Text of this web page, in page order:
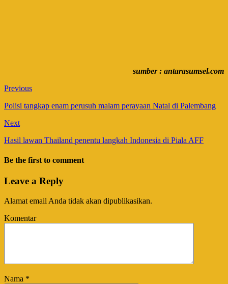
sumber : antarasumsel.com
Previous
Polisi tangkap enam perusuh malam perayaan Natal di Palembang
Next
Hasil lawan Thailand penentu langkah Indonesia di Piala AFF
Be the first to comment
Leave a Reply
Alamat email Anda tidak akan dipublikasikan.
Komentar
Nama *